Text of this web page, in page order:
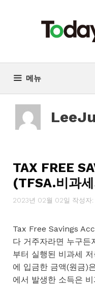
기
메뉴
TAX FREE
(TFSA.비과
2023년 02월 02일 작성자:
Tax Free Savings
다 거주자라면 누구
부터 실행된 비과세
에 입금한 금액(원금)
에서 발생한 소득은